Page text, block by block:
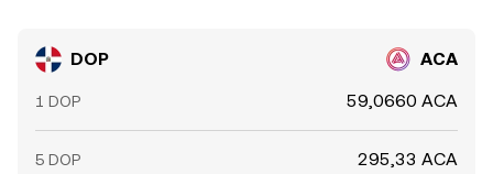
DOP ACA
1 DOP 59,0660 ACA
5 DOP 295,33 ACA